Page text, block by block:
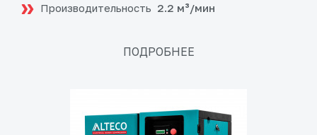
Производительность 2.2 м³/мин
ПОДРОБНЕЕ